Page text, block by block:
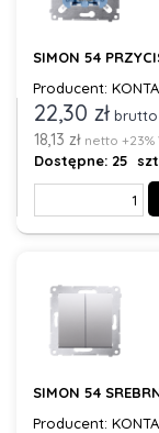
SIMON 54
Producent:
22,30 zł brutto
18,13 zł netto +23%
Dostępne: 25 szt
SIMON 54
Producent: